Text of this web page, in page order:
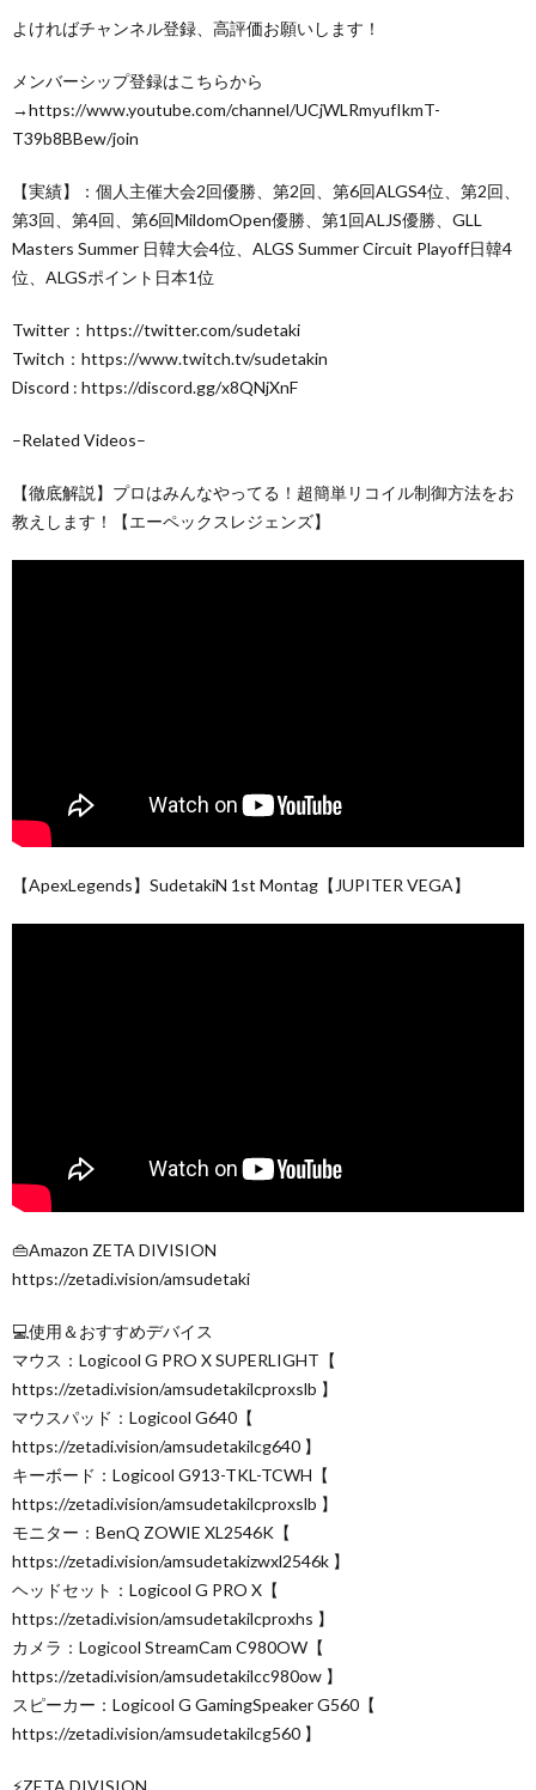
よければチャンネル登録、高評価お願いします！
メンバーシップ登録はこちらから
→https://www.youtube.com/channel/UCjWLRmyufIkmT-
T39b8BBew/join
【実績】：個人主催大会2回優勝、第2回、第6回ALGS4位、第2回、
第3回、第4回、第6回MildomOpen優勝、第1回ALJS優勝、GLL
Masters Summer 日韓大会4位、ALGS Summer Circuit Playoff日韓4
位、ALGSポイント日本1位
Twitter：https://twitter.com/sudetaki
Twitch：https://www.twitch.tv/sudetakin
Discord : https://discord.gg/x8QNjXnF
–Related Videos–
【徹底解説】プロはみんなやってる！超簡単リコイル制御方法をお
教えします！【エーペックスレジェンズ】
【ApexLegends】SudetakiN 1st Montag【JUPITER VEGA】
👜Amazon ZETA DIVISION
https://zetadi.vision/amsudetaki
💻使用＆おすすめデバイス
マウス：Logicool G PRO X SUPERLIGHT【
https://zetadi.vision/amsudetakilcproxslb 】
マウスパッド：Logicool G640【
https://zetadi.vision/amsudetakilcg640 】
キーボード：Logicool G913-TKL-TCWH【
https://zetadi.vision/amsudetakilcproxslb 】
モニター：BenQ ZOWIE XL2546K【
https://zetadi.vision/amsudetakizwxl2546k 】
ヘッドセット：Logicool G PRO X【
https://zetadi.vision/amsudetakilcproxhs 】
カメラ：Logicool StreamCam C980OW【
https://zetadi.vision/amsudetakilcc980ow 】
スピーカー：Logicool G GamingSpeaker G560【
https://zetadi.vision/amsudetakilcg560 】
⚡ZETA DIVISION